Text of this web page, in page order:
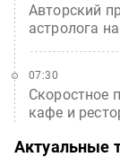
Авторский
астролога
Скоростное
кафе и
07:30
Актуальные